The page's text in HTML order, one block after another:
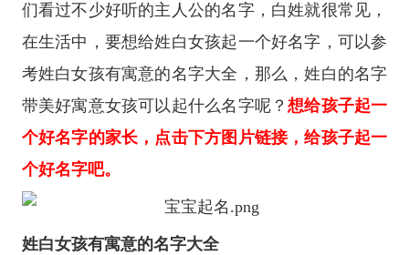
们看过不少好听的主人公的名字，白姓就很常见，
在生活中，要想给姓白女孩起一个好名字，可以参
考姓白女孩有寓意的名字大全，那么，姓白的名字
带美好寓意女孩可以起什么名字呢？想给孩子起一
个好名字的家长，点击下方图片链接，给孩子起一
个好名字吧。
姓白女孩有寓意的名字大全